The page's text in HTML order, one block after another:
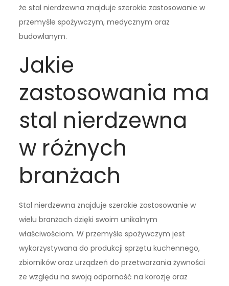
że stal nierdzewna znajduje szerokie zastosowanie w
przemyśle spożywczym, medycznym oraz
budowlanym.
Jakie
zastosowania ma
stal nierdzewna
w różnych
branżach
Stal nierdzewna znajduje szerokie zastosowanie w
wielu branżach dzięki swoim unikalnym
właściwościom. W przemyśle spożywczym jest
wykorzystywana do produkcji sprzętu kuchennego,
zbiorników oraz urządzeń do przetwarzania żywności
ze względu na swoją odporność na korozję oraz